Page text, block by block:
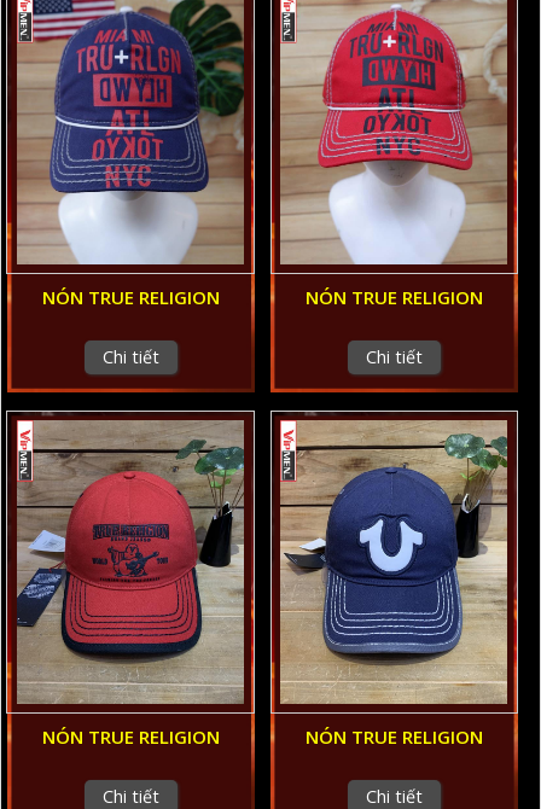
NÓN TRUE RELIGION
Chi tiết
NÓN TRUE RELIGION
Chi tiết
NÓN TRUE RELIGION
Chi tiết
NÓN TRUE RELIGION
Chi tiết